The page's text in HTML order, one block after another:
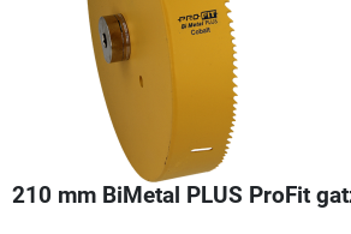
210 mm BiMetal PLUS ProFit